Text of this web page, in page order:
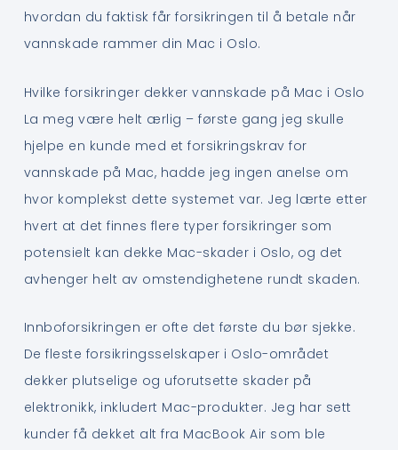
hvordan du faktisk får forsikringen til å betale når
vannskade rammer din Mac i Oslo.
Hvilke forsikringer dekker vannskade på Mac i Oslo
La meg være helt ærlig – første gang jeg skulle
hjelpe en kunde med et forsikringskrav for
vannskade på Mac, hadde jeg ingen anelse om
hvor komplekst dette systemet var. Jeg lærte etter
hvert at det finnes flere typer forsikringer som
potensielt kan dekke Mac-skader i Oslo, og det
avhenger helt av omstendighetene rundt skaden.
Innboforsikringen er ofte det første du bør sjekke.
De fleste forsikringsselskaper i Oslo-området
dekker plutselige og uforutsette skader på
elektronikk, inkludert Mac-produkter. Jeg har sett
kunder få dekket alt fra MacBook Air som ble